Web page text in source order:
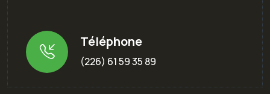
Téléphone
(226) 61 59 35 89